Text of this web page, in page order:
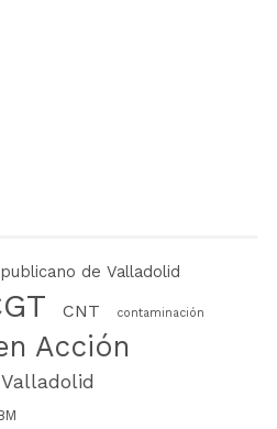
de Valladolid
CNT contaminación
Acción